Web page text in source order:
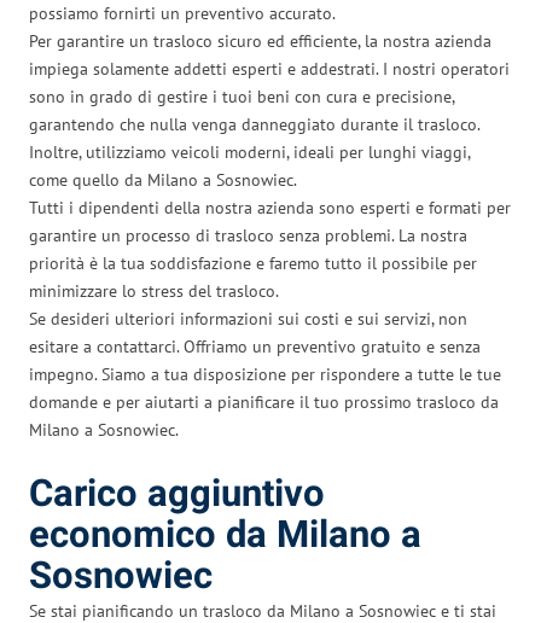
possiamo fornirti un preventivo accurato.
Per garantire un trasloco sicuro ed efficiente, la nostra azienda
impiega solamente addetti esperti e addestrati. I nostri operatori
sono in grado di gestire i tuoi beni con cura e precisione,
garantendo che nulla venga danneggiato durante il trasloco.
Inoltre, utilizziamo veicoli moderni, ideali per lunghi viaggi,
come quello da Milano a Sosnowiec.
Tutti i dipendenti della nostra azienda sono esperti e formati per
garantire un processo di trasloco senza problemi. La nostra
priorità è la tua soddisfazione e faremo tutto il possibile per
minimizzare lo stress del trasloco.
Se desideri ulteriori informazioni sui costi e sui servizi, non
esitare a contattarci. Offriamo un preventivo gratuito e senza
impegno. Siamo a tua disposizione per rispondere a tutte le tue
domande e per aiutarti a pianificare il tuo prossimo trasloco da
Milano a Sosnowiec.
Carico aggiuntivo
economico da Milano a
Sosnowiec
Se stai pianificando un trasloco da Milano a Sosnowiec e ti stai